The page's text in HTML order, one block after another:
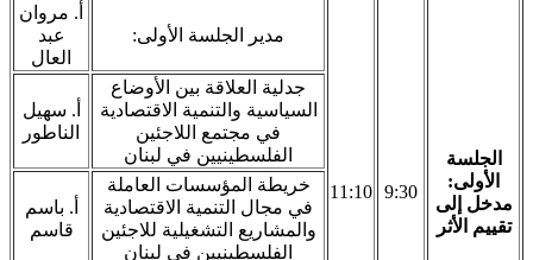
الجلسة
الأولى:
مدخل إلى
تقييم الأثر
9:30
11:10
مدير الجلسة الأولى:
أ. مروان
عبد
العال
جدلية العلاقة بين الأوضاع
السياسية والتنمية الاقتصادية
في مجتمع اللاجئين
الفلسطينيين في لبنان
أ. سهيل
الناطور
خريطة المؤسسات العاملة
في مجال التنمية الاقتصادية
والمشاريع التشغيلية للاجئين
الفلسطينيين في لبنان
أ. باسم
قاسم